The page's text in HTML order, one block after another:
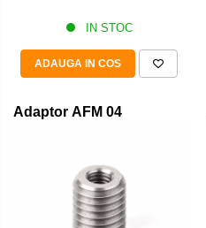
IN STOC
ADAUGA IN COS
Adaptor AFM 04